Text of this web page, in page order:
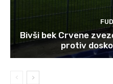
Bivši bek Crvene
protiv